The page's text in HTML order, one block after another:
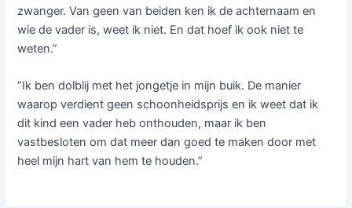
zwanger. Van geen van beiden ken ik de achternaam en
wie de vader is, weet ik niet. En dat hoef ik ook niet te
weten.”
“Ik ben dolblij met het jongetje in mijn buik. De manier
waarop verdient geen schoonheidsprijs en ik weet dat ik
dit kind een vader heb onthouden, maar ik ben
vastbesloten om dat meer dan goed te maken door met
heel mijn hart van hem te houden.”